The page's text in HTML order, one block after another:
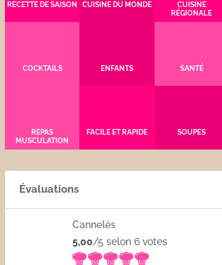
RECETTE DE SAISON CUISINE DU MONDE
CUISINE
RÉGIONALE
COCKTAILS ENFANTS SANTÉ
REPAS
MUSCULATION
FACILE ET RAPIDE SOUPES
Évaluations
Cannelés
5,00/5 selon 6votes